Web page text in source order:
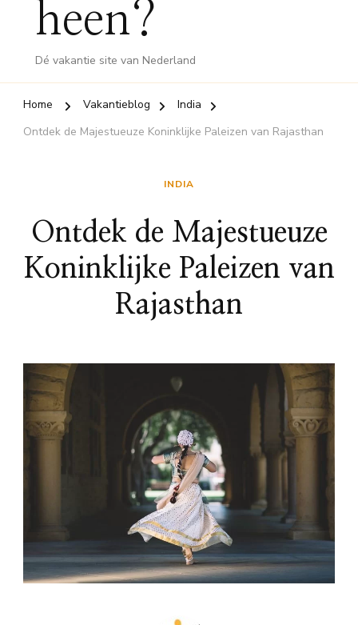
heen?
Dé vakantie site van Nederland
Home Vakantieblog
India
Ontdek de Majestueuze Koninklijke Paleizen van Rajasthan
INDIA
Ontdek de Majestueuze
Koninklijke Paleizen van
Rajasthan